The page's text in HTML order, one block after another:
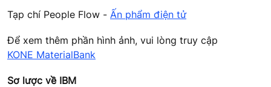
Tạp chí People Flow - Ấn phẩm điện tử
Để xem thêm phần hình ảnh, vui lòng truy cập
KONE MaterialBank
Sơ lược về IBM